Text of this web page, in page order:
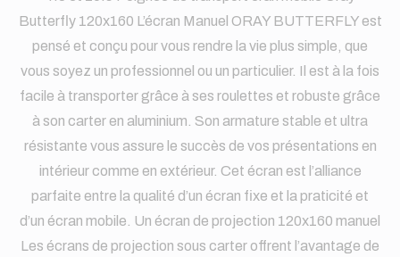
Butterfly 120x160 L’écran Manuel ORAY BUTTERFLY est
pensé et conçu pour vous rendre la vie plus simple, que
vous soyez un professionnel ou un particulier. Il est à la fois
facile à transporter grâce à ses roulettes et robuste grâce
à son carter en aluminium. Son armature stable et ultra
résistante vous assure le succès de vos présentations en
intérieur comme en extérieur. Cet écran est l’alliance
parfaite entre la qualité d’un écran fixe et la praticité et
d’un écran mobile. Un écran de projection 120x160 manuel
Les écrans de projection sous carter offrent l’avantage de